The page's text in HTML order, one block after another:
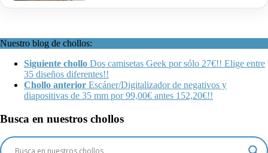
Nuestro blog de chollos:
Siguiente chollo Dos camisetas Geek por sólo 27€!! Elige entre
35 diseños diferentes!!
Chollo anterior Escáner/Digitalizador de negativos y
diapositivas de 35 mm por 99,00€ antes 152,20€!!
Busca en nuestros chollos